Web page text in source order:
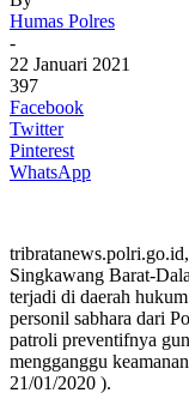
Humas Polres
-
22 Januari 2021
397
Facebook
Twitter
Pinterest
WhatsApp
Singkawang Barat-
terjadi di daerah
personil sabhara dari
patroli preventifnya
mengganggu
21/01/2020 ).